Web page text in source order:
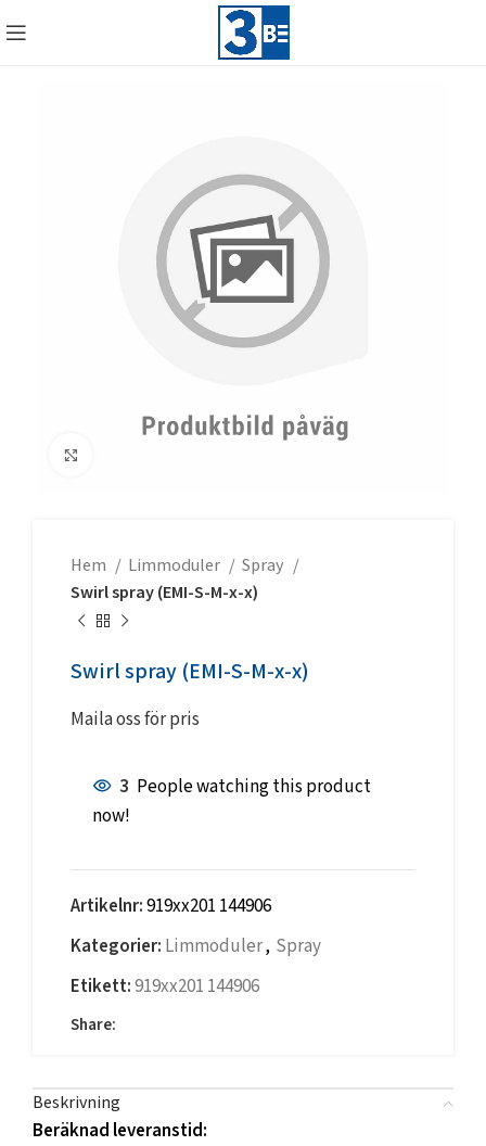
Hem Limmoduler
Spray
Swirl spray (EMI-S-M-x-x)
Swirl spray (EMI-S-M-x-x)
Maila oss för pris
3 People watching this product
now!
Artikelnr:919xx201 144906
Kategorier: Limmoduler, Spray
Etikett:919xx201 144906
Share:
Beskrivning
Beräknad leveranstid: